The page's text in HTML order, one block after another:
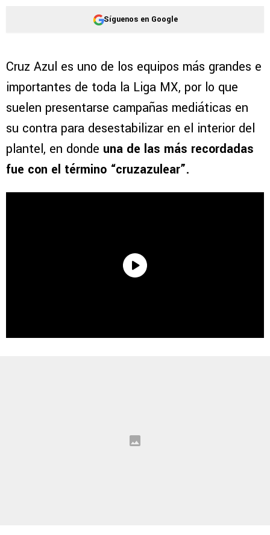
Síguenos en Google
Cruz Azul es uno de los equipos más grandes e
importantes de toda la Liga MX, por lo que
suelen presentarse campañas mediáticas en
su contra para desestabilizar en el interior del
plantel, en donde una de las más recordadas
fue con el término “cruzazulear”.